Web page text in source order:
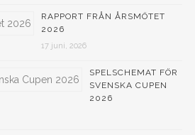
RAPPORT FRÅN ÅRSMÖTET
2026
17 juni, 2026
SPELSCHEMAT FÖR
SVENSKA CUPEN
2026